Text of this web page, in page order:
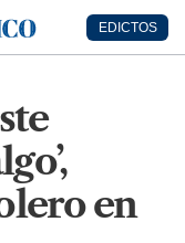
EDICTOS
en